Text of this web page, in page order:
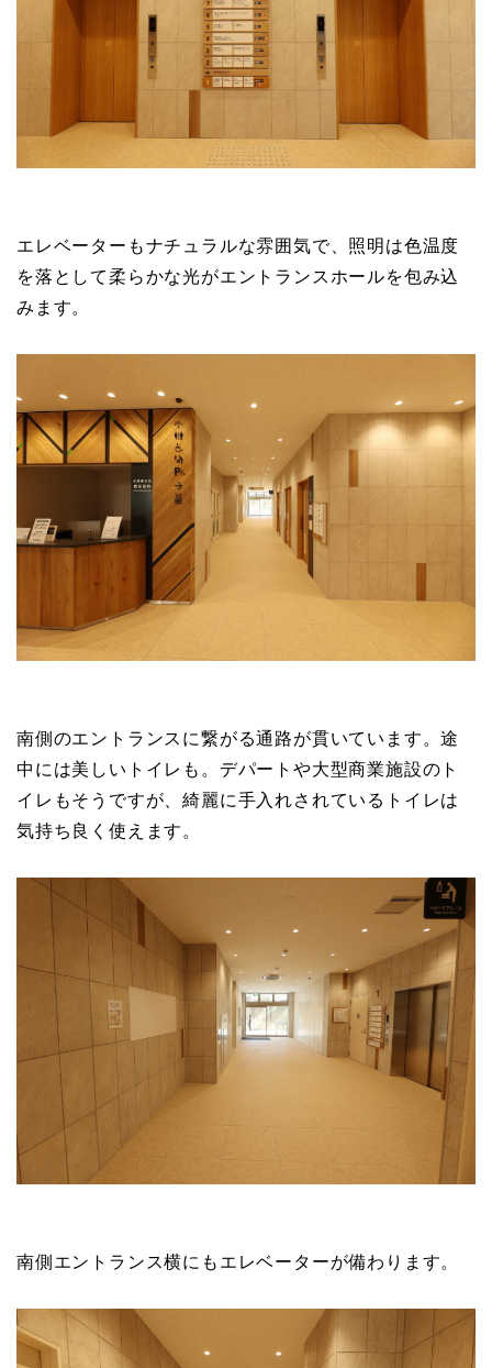
エレベーターもナチュラルな雰囲気で、照明は色温度
を落として柔らかな光がエントランスホールを包み込
みます。
南側のエントランスに繋がる通路が貫いています。途
中には美しいトイレも。デパートや大型商業施設のト
イレもそうですが、綺麗に手入れされているトイレは
気持ち良く使えます。
南側エントランス横にもエレベーターが備わります。